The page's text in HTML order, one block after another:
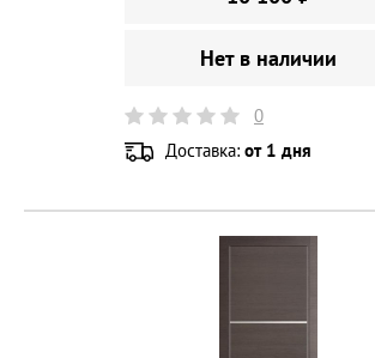
Нет в наличии
0
Доставка: от 1 дня